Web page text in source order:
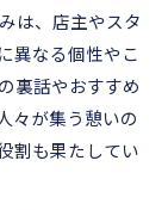
は、店主やスタ
異なる個性やこ
裏話やおすすめ
々が集う憩いの
割も果たしてい